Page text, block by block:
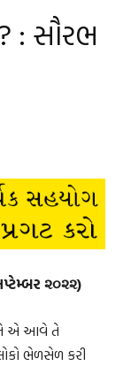
: સૌરભ
૨૦૨૨)
એ આવે તે
ભેળસેળ કરી